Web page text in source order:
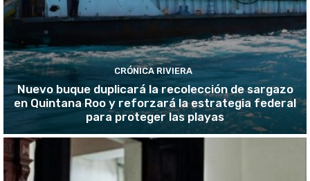
CRÓNICA RIVIERA
Nuevo buque duplicará la recolección de sargazo
en Quintana Roo y reforzará la estrategia federal
para proteger las playas